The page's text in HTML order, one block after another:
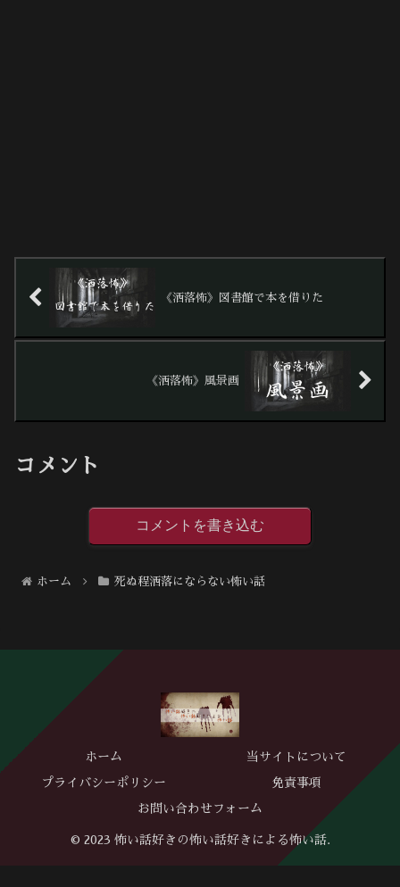
《洒落怖》図書館で本を借りた
《洒落怖》風景画
コメント
コメントを書き込む
ホーム 死ぬ程洒落にならない怖い話
ホーム 当サイトについて
プライバシーポリシー 免責事項
お問い合わせフォーム
© 2023 怖い話好きの怖い話好きによる怖い話.